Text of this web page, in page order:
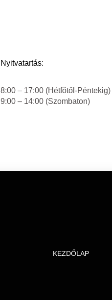
Nyitvatartás:
8:00 – 17:00 (Hétfőtől-Péntekig)
9:00 – 14:00 (Szombaton)
KEZDŐLAP